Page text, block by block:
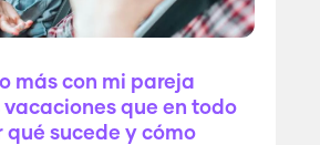
más con mi pareja
que en todo
qué sucede y cómo